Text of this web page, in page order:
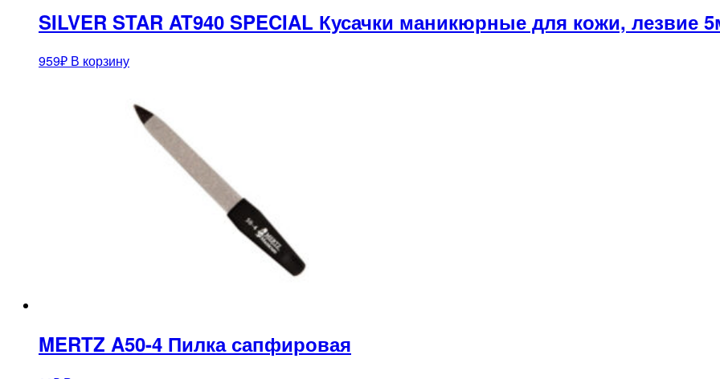
SILVER STAR AT940 SPECIAL Кусачки маникюрные для кожи, лезвие
959₽ В корзину
MERTZ A50-4 Пилка сапфировая